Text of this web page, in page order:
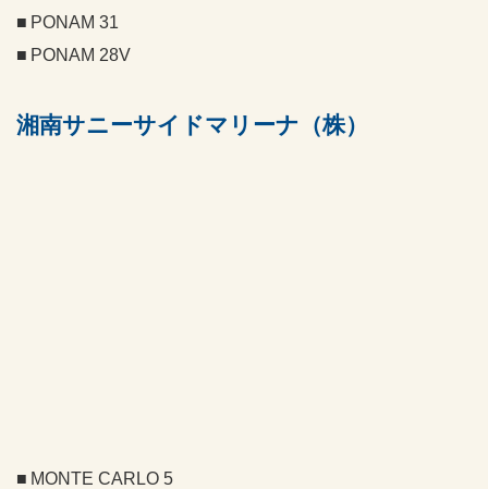
PONAM 31
PONAM 28V
湘南サニーサイドマリーナ（株）
MONTE CARLO 5